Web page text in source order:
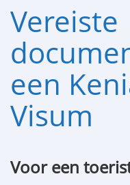
Vereiste
een
Visum
Voor een